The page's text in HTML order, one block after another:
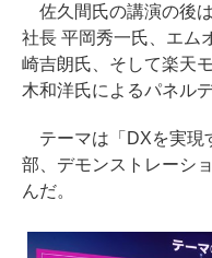
佐久間氏の講演の後
社長 平岡秀一氏、エム
崎吉朗氏、そして楽天
木和洋氏によるパネル
テーマは「DXを実現
部、デモンストレーシ
んだ。